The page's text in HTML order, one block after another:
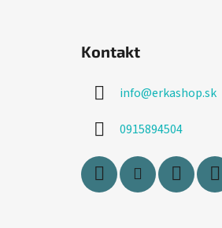
Kontakt
info@erkashop.sk
0915894504